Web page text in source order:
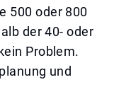
500 oder 800
der 40- oder
Problem.
und